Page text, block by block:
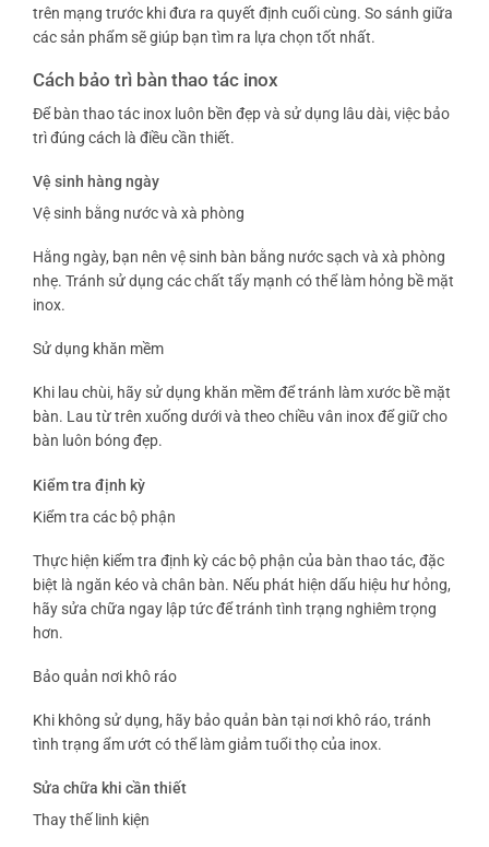
trên mạng trước khi đưa ra quyết định cuối cùng. So sánh giữa
các sản phẩm sẽ giúp bạn tìm ra lựa chọn tốt nhất.
Cách bảo trì bàn thao tác inox
Để bàn thao tác inox luôn bền đẹp và sử dụng lâu dài, việc bảo
trì đúng cách là điều cần thiết.
Vệ sinh hàng ngày
Vệ sinh bằng nước và xà phòng
Hằng ngày, bạn nên vệ sinh bàn bằng nước sạch và xà phòng
nhẹ. Tránh sử dụng các chất tẩy mạnh có thể làm hỏng bề mặt
inox.
Sử dụng khăn mềm
Khi lau chùi, hãy sử dụng khăn mềm để tránh làm xước bề mặt
bàn. Lau từ trên xuống dưới và theo chiều vân inox để giữ cho
bàn luôn bóng đẹp.
Kiểm tra định kỳ
Kiểm tra các bộ phận
Thực hiện kiểm tra định kỳ các bộ phận của bàn thao tác, đặc
biệt là ngăn kéo và chân bàn. Nếu phát hiện dấu hiệu hư hỏng,
hãy sửa chữa ngay lập tức để tránh tình trạng nghiêm trọng
hơn.
Bảo quản nơi khô ráo
Khi không sử dụng, hãy bảo quản bàn tại nơi khô ráo, tránh
tình trạng ẩm ướt có thể làm giảm tuổi thọ của inox.
Sửa chữa khi cần thiết
Thay thế linh kiện